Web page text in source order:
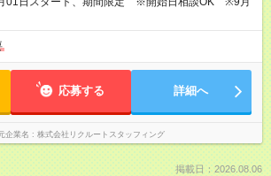
応募する 詳細へ
企業名 株式会社リクルートスタッフィング
掲載日：2026.08.06